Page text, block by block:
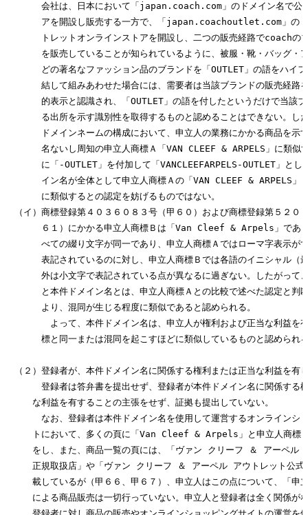
会社は、日本において「japan.coach.com」のドメイン名で公式
アを開設し販売する一方で、「japan.coachoutlet.com」のド
トレットオンラインストアを開設し、二つの販売経路でcoachのブ
を販売していることが知られているように、被服・靴・バッグ・ア
どの著名なファッション品のブランドを「OUTLET」の語をハイフ
結して組みあわせた場合には、需要者は当該ブランドの販売経路を
的表示と認識され、「OUTLET」の語を付したというだけで当該ブ
る出所を示す識別性を取得するものと認めることはできない。した
ドメインネームの構成において、申立人の業務にかかる商品を示す
名ないし周知の申立人商標Ａ「VAN CLEEF & ARPELS」に類似す
に「-OUTLET」を付加して「VANCLEEFARPELS-OUTLET」とし
イン名が全体として申立人商標Ａの「VAN CLEEF & ARPELS」と
に類似するとの認定を妨げるものではない。
（イ）商標登録第４０３６０８３号（甲６０）および商標登録第５２０
６１）にかかる申立人商標Ｂは「Van Cleef & Arpels」であり
べての綴り文字が同一であり、申立人商標Ａではローマ字表示がす
表記されているのに対し、申立人商標Ｂでは各語のイニシャル（最
外は小文字で表記されている点が異なるに過ぎない。したがって、
と本件ドメイン名とは、申立人商標Ａとの比較で述べた認定と判断
より、混同が生じる程度に類似であると認められる。
よって、本件ドメイン名は、申立人が権利および正当な利益を有
標と同一または混同を起こすほどに類似しているものと認められ
（２）登録者が、本件ドメイン名に関係する権利または正当な利益を有
登録者は答弁書を提出せず、登録者が本件ドメイン名に関係する権
な利益を有することの主張をせず、証拠も提出していない。
なお、登録者は本件ドメイン名を使用して運営するオンラインショ
トにおいて、多くの頁に「Van Cleef & Arpels」と申立人商標Ｂ
をし、また、商品一覧の頁には、「ヴァン クリーフ ＆ アーペル
正規取扱店」や「ヴァン クリーフ ＆ アーペル アウトレット公式
載しているが（甲６６、甲６７）、申立人はこの点について、「申
による商品販売は一切行っていない。申立人と登録者は全く関係が